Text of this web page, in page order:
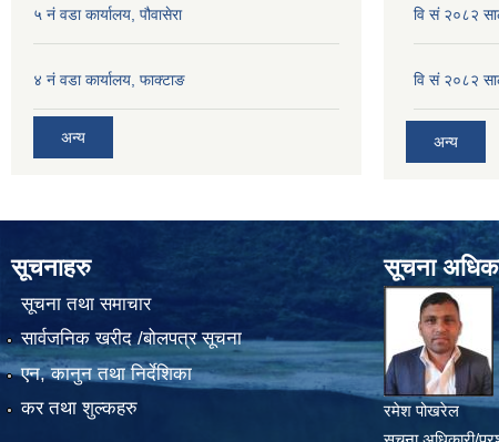
५ नं वडा कार्यालय, पौवासेरा
४ नं वडा कार्यालय, फाक्टाङ
अन्य
वि सं २०८२
वि सं २०८२
अन्य
सूचनाहरु
सूचना तथा समाचार
सार्वजनिक खरीद /बोलपत्र सूचना
एन, कानुन तथा निर्देशिका
कर तथा शुल्कहरु
सूचना
रमेश पोखरेल